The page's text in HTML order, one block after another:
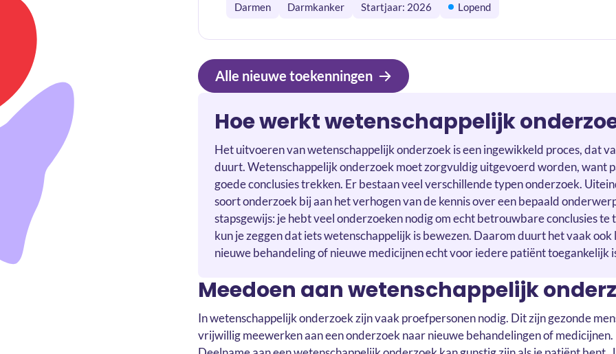
Darmen Darmkanker Startjaar: 2026 Lopend
Alle nieuwe toekenningen
Hoe werkt wetenschappelijk
Het uitvoeren van wetenschappelijk onderzoek is een ingewikkeld proces, dat
duurt. Wetenschappelijk onderzoek moet zorgvuldig uitgevoerd worden, want
goede conclusies trekken. Er bestaan veel verschillende typen onderzoek.
soort onderzoek bij aan het verhogen van de kennis over een bepaald
stapsgewijs: je hebt veel onderzoeken nodig om echt betrouwbare conclusies te
kun je zeggen dat iets wetenschappelijk is bewezen. Daarom duurt het vaak
nieuwe behandeling of nieuwe medicijnen echt voor iedere patiënt toegankelijk
Meedoen aan wetenschappelijk
In wetenschappelijk onderzoek zijn vaak proefpersonen nodig. Dit zijn gezonde
vrijwillig meewerken aan een onderzoek naar nieuwe behandelingen of medicijnen.